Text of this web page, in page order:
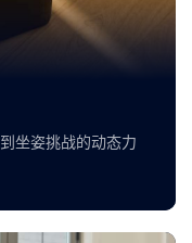
坐姿挑战的动态力